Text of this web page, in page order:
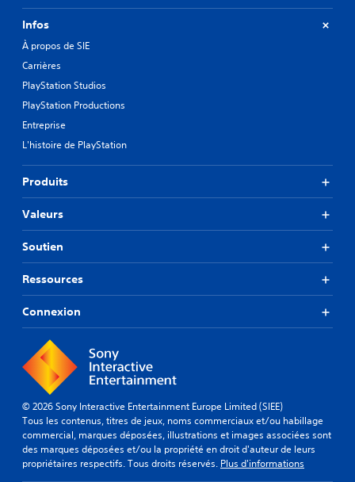
Infos
À propos de SIE
Carrières
PlayStation Studios
PlayStation Productions
Entreprise
L'histoire de PlayStation
Produits
Valeurs
Soutien
Ressources
Connexion
© 2026 Sony Interactive Entertainment Europe Limited (SIEE)
Tous les contenus, titres de jeux, noms commerciaux et/ou habillage
commercial, marques déposées, illustrations et images associées sont
des marques déposées et/ou la propriété en droit d'auteur de leurs
propriétaires respectifs. Tous droits réservés. Plus d'informations